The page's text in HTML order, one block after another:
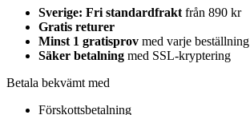
Sverige: Fri standardfrakt från 890 kr
Gratis returer
Minst 1 gratisprov med varje beställning
Säker betalning med SSL-kryptering
Betala bekvämt med
Förskottsbetalning